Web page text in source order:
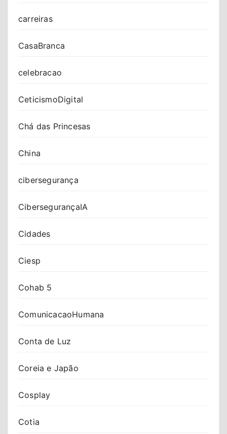
carreiras
CasaBranca
celebracao
CeticismoDigital
Chá das Princesas
China
cibersegurança
CibersegurançaIA
Cidades
Ciesp
Cohab 5
ComunicacaoHumana
Conta de Luz
Coreia e Japão
Cosplay
Cotia